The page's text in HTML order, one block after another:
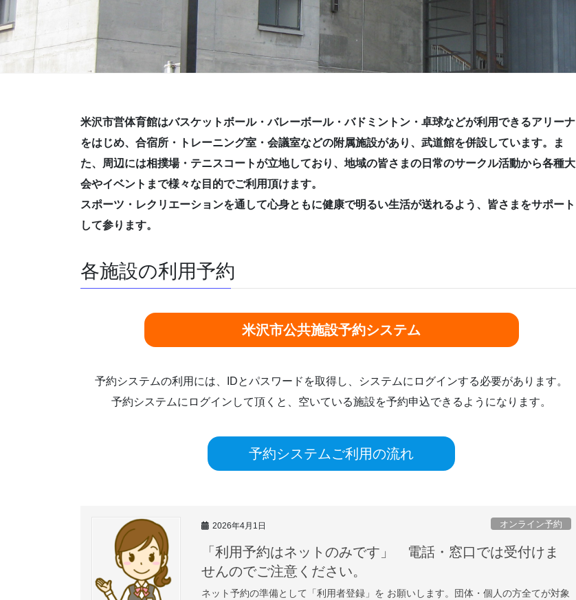
米沢市営体育館はバスケットボール・バレーボール・バドミントン・卓球などが利用できるアリーナ
をはじめ、合宿所・トレーニング室・会議室などの附属施設があり、武道館を併設しています。ま
た、周辺には相撲場・テニスコートが立地しており、地域の皆さまの日常のサークル活動から各種大
会やイベントまで様々な目的でご利用頂けます。
スポーツ・レクリエーションを通して心身ともに健康で明るい生活が送れるよう、皆さまをサポート
して参ります。
各施設の利用予約
米沢市公共施設予約システム
予約システムの利用には、IDとパスワードを取得し、システムにログインする必要があります。
予約システムにログインして頂くと、空いている施設を予約申込できるようになります。
予約システムご利用の流れ
2026年4月1日 オンライン予約
「利用予約はネットのみです」 電話・窓口では受付けま
せんのでご注意ください。
ネット予約の準備として「利用者登録」を お願いします。団体・個人の方全てが対象